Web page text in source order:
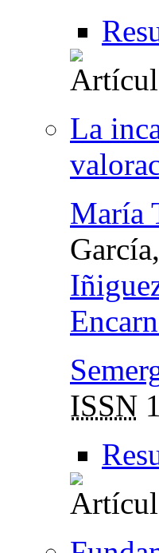
La
María
García,
ISSN